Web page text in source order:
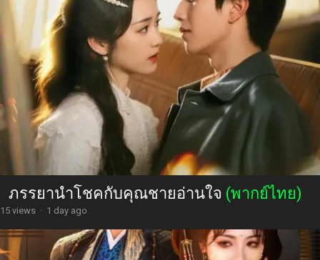
ภรรยานำโชคกับคุณชายอ่านใจ (พากย์ไทย)
15 views · 1 day ago